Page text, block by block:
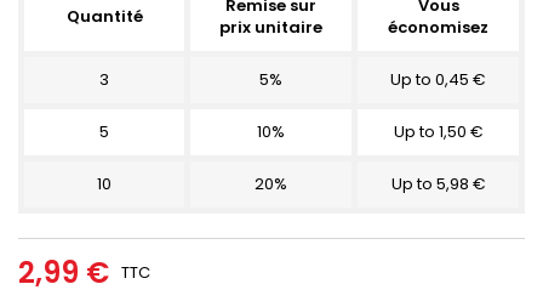
Quantité
Remise sur
prix unitaire
Vous
économisez
3 5% Up to 0,45 €
5 10% Up to 1,50 €
10 20% Up to 5,98 €
2,99 € TTC